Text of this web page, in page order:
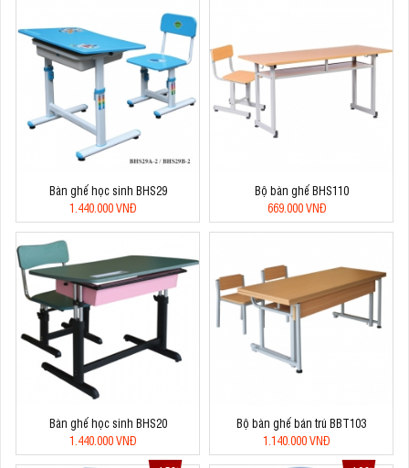
Bàn ghế học sinh BHS29
1.440.000 VNĐ
Bộ bàn ghế BHS110
669.000 VNĐ
Bàn ghế học sinh BHS20
1.440.000 VNĐ
Bộ bàn ghế bán trú BBT103
1.140.000 VNĐ